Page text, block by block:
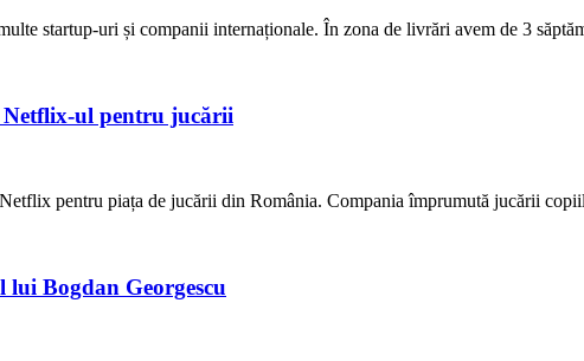
startup-uri și companii internaționale. În zona de livrări avem de 3
ul pentru jucării
pentru piața de jucării din România. Compania împrumută jucării
Bogdan Georgescu